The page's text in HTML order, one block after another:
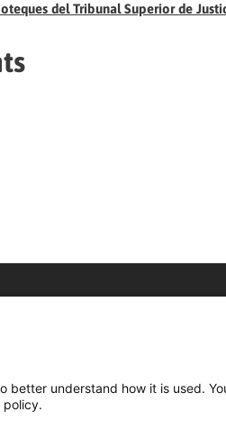
del Tribunal Superior de
better understand how it is used.
policy.